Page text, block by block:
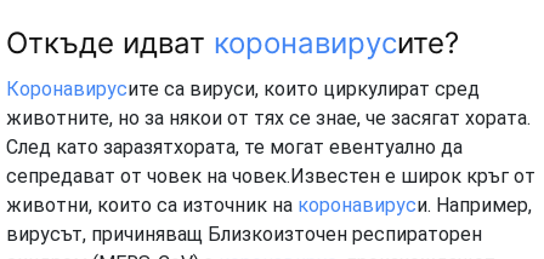
Откъде идват коронавирусите?
Коронавирусите са вируси, които циркулират сред
животните, но за някои от тях се знае, че засягат хората.
След като заразятхората, те могат евентуално да
сепредават от човек на човек.Известен е широк кръг от
животни, които са източник на коронавируси. Например,
вирусът, причиняващ Близкоизточен респираторен